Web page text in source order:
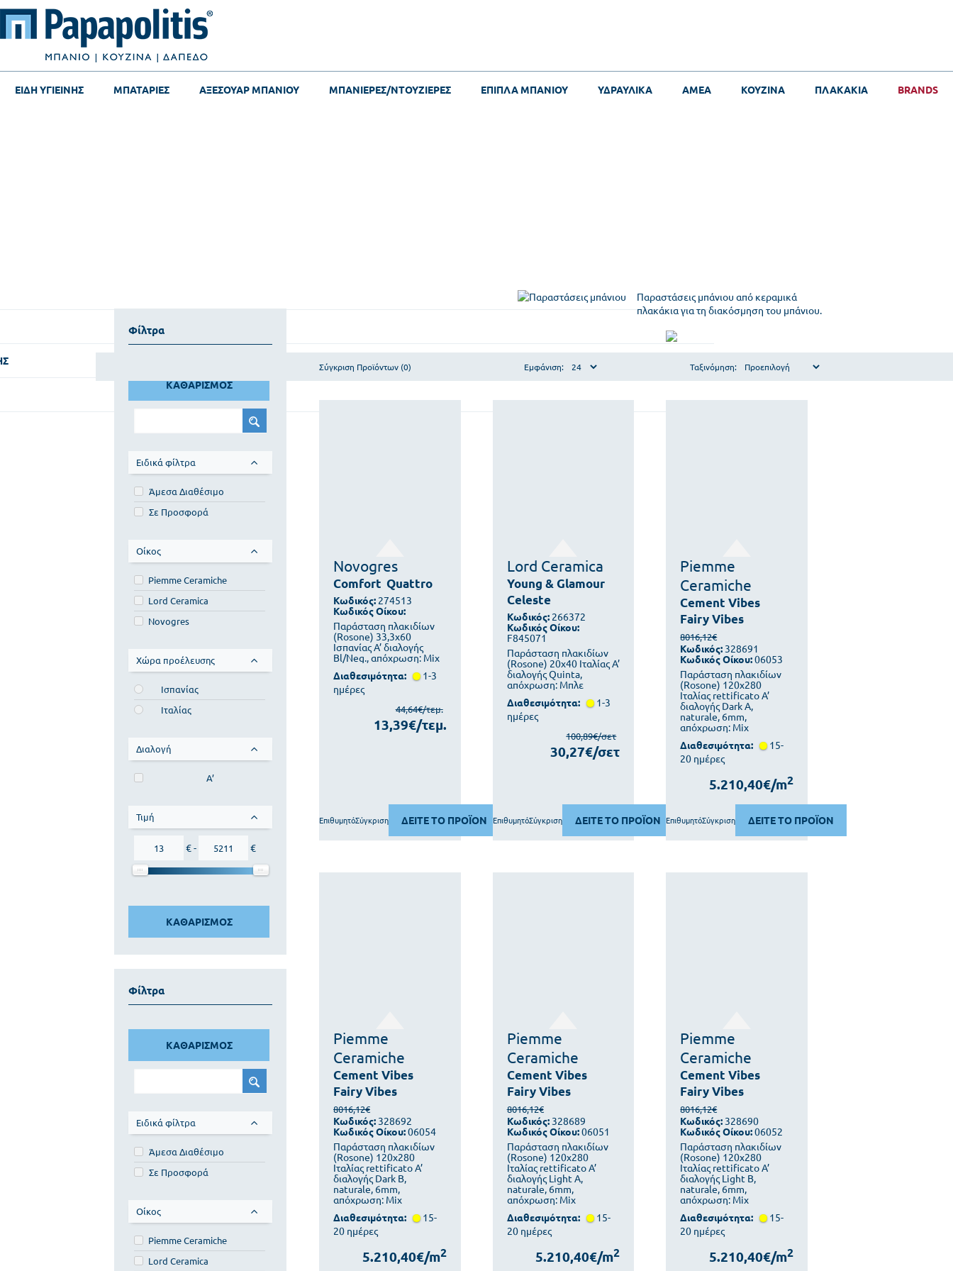
ΕΙΔΗ ΥΓΙΕΙΝΗΣ ΜΠΑΤΑΡΙΕΣ ΑΞΕΣΟΥΑΡ ΜΠΑΝΙΟΥ ΜΠΑΝΙΕΡΕΣ/ΝΤΟΥΖΙΕΡΕΣ ΕΠΙΠΛΑ ΜΠΑΝΙΟΥ ΥΔΡΑΥΛΙΚΑ ΑΜΕΑ ΚΟΥΖΙΝΑ ΠΛΑΚΑΚΙΑ BRANDS
Φίλτρα
ΚΑΘΑΡΙΣΜΟΣ
Ειδικά φίλτρα
Άμεσα Διαθέσιμο
Σε Προσφορά
Οίκος
Piemme Ceramiche
Lord Ceramica
Novogres
Χώρα προέλευσης
Ισπανίας
Ιταλίας
Διαλογή
Α’
Τιμή
€ - €
ΚΑΘΑΡΙΣΜΟΣ
Φίλτρα
ΚΑΘΑΡΙΣΜΟΣ
Ειδικά φίλτρα
Άμεσα Διαθέσιμο
Σε Προσφορά
Οίκος
Piemme Ceramiche
Lord Ceramica
Παραστάσεις μπάνιου από κεραμικά
πλακάκια για τη διακόσμηση του μπάνιου.
Σύγκριση Προϊόντων (0) Εμφάνιση: Ταξινόμηση:
Novogres
Comfort Quattro
Παράσταση πλακιδίων
(Rosone) 33,3x60
Ισπανίας Α’ διαλογής
Bl/Neg., απόχρωση: Mix
Κωδικός: 274513
Κωδικός Οίκου:
Διαθεσιμότητα:
1-3
ημέρες
44,64€/τεμ.
13,39€/τεμ.
ΔΕΙΤΕ ΤΟ ΠΡΟΪΟΝ
ΕπιθυμητόΣύγκριση
Lord Ceramica
Young & Glamour
Celeste
Παράσταση πλακιδίων
(Rosone) 20x40 Ιταλίας Α’
διαλογής Quinta,
απόχρωση: Μπλε
Κωδικός:266372
Κωδικός Οίκου:
F845071
Διαθεσιμότητα:
1-3
ημέρες
100,89€/σετ
30,27€/σετ
ΔΕΙΤΕ ΤΟ ΠΡΟΪΟΝ
ΕπιθυμητόΣύγκριση
Piemme
Ceramiche
Cement Vibes
Fairy Vibes
Παράσταση πλακιδίων
(Rosone) 120x280
Ιταλίας rettificato Α’
διαλογής Dark A,
naturale, 6mm,
απόχρωση: Mix
8016,12€
Κωδικός: 328691
Κωδικός Οίκου:06053
Διαθεσιμότητα:
15-
20 ημέρες
5.210,40€/m2
ΔΕΙΤΕ ΤΟ ΠΡΟΪΟΝ
ΕπιθυμητόΣύγκριση
Piemme
Ceramiche
Cement Vibes
Fairy Vibes
Παράσταση πλακιδίων
(Rosone) 120x280
Ιταλίας rettificato Α’
διαλογής Dark B,
naturale, 6mm,
απόχρωση: Mix
8016,12€
Κωδικός: 328692
Κωδικός Οίκου:06054
Διαθεσιμότητα:
15-
20 ημέρες
5.210,40€/m2
Piemme
Ceramiche
Cement Vibes
Fairy Vibes
Παράσταση πλακιδίων
(Rosone) 120x280
Ιταλίας rettificato Α’
διαλογής Light A,
naturale, 6mm,
απόχρωση: Mix
8016,12€
Κωδικός:328689
Κωδικός Οίκου:06051
Διαθεσιμότητα:
15-
20 ημέρες
5.210,40€/m2
Piemme
Ceramiche
Cement Vibes
Fairy Vibes
Παράσταση πλακιδίων
(Rosone) 120x280
Ιταλίας rettificato Α’
διαλογής Light B,
naturale, 6mm,
απόχρωση: Mix
8016,12€
Κωδικός: 328690
Κωδικός Οίκου:06052
Διαθεσιμότητα:
15-
20 ημέρες
5.210,40€/m2